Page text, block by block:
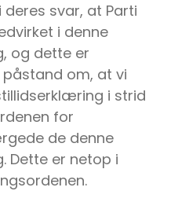
deres svar, at Parti
i denne
og dette er
om, at vi
i strid
for
de denne
Dette er netop i